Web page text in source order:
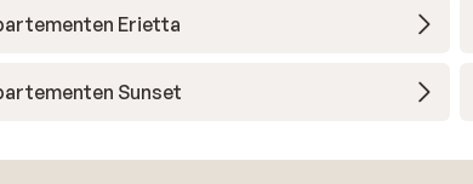
Erietta
Sunset